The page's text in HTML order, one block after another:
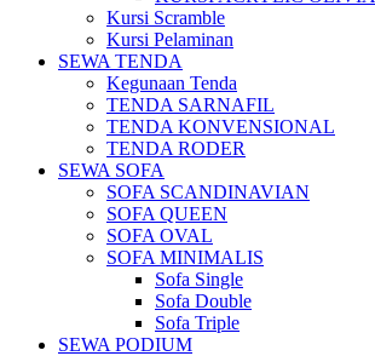
Kursi Scramble
Kursi Pelaminan
SEWA TENDA
Kegunaan Tenda
TENDA SARNAFIL
TENDA KONVENSIONAL
TENDA RODER
SEWA SOFA
SOFA SCANDINAVIAN
SOFA QUEEN
SOFA OVAL
SOFA MINIMALIS
Sofa Single
Sofa Double
Sofa Triple
SEWA PODIUM